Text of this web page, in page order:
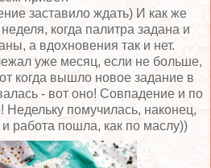
заставило ждать) И как же
когда палитра задана и
а вдохновения так и нет.
уже месяц, если не больше,
когда вышло новое задание в
- вот оно! Совпадение и по
Недельку помучилась, наконец,
работа пошла, как по маслу))